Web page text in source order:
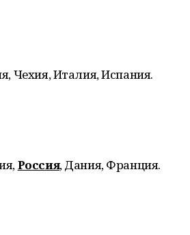
Чехия, Италия, Испания.
Россия, Дания, Франция.